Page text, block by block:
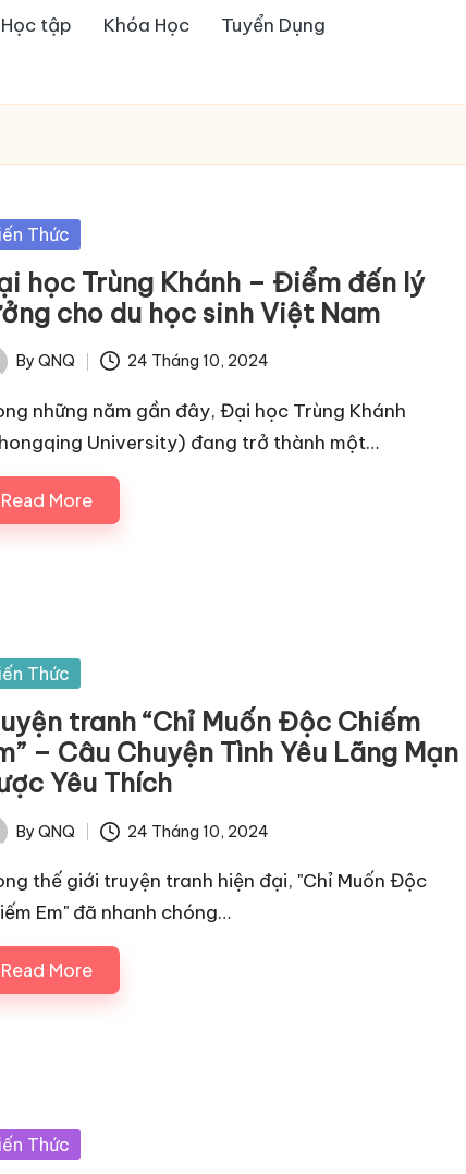
tập Khóa Học Tuyển Dụng
Thức
học Trùng Khánh – Điểm đến lý
cho du học sinh Việt Nam
By QNQ 24 Tháng 10, 2024
những năm gần đây, Đại học Trùng Khánh
University) đang trở thành một…
Read More
Thức
tranh “Chỉ Muốn Độc Chiếm
– Câu Chuyện Tình Yêu Lãng Mạn
Yêu Thích
By QNQ 24 Tháng 10, 2024
thế giới truyện tranh hiện đại, "Chỉ Muốn Độc
Em" đã nhanh chóng…
Read More
Thức